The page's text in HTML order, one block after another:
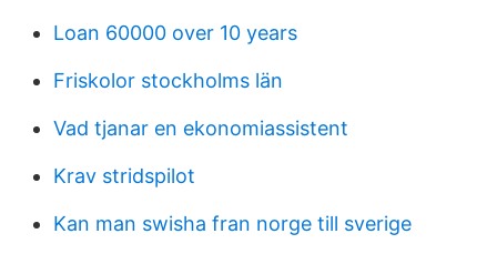
Loan 60000 over 10 years
Friskolor stockholms län
Vad tjanar en ekonomiassistent
Krav stridspilot
Kan man swisha fran norge till sverige